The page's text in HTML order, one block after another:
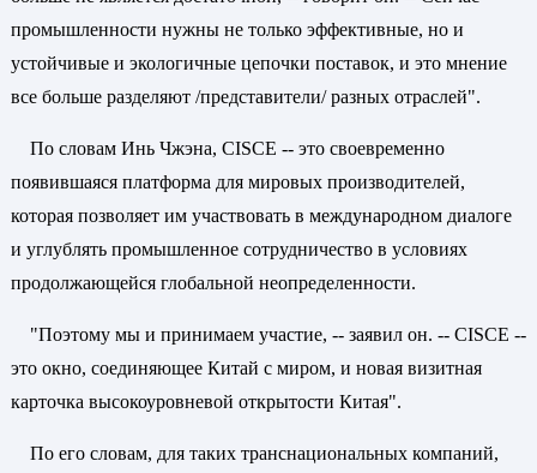
промышленности нужны не только эффективные, но и
устойчивые и экологичные цепочки поставок, и это мнение
все больше разделяют /представители/ разных отраслей".
По словам Инь Чжэна, CISCE -- это своевременно
появившаяся платформа для мировых производителей,
которая позволяет им участвовать в международном диалоге
и углублять промышленное сотрудничество в условиях
продолжающейся глобальной неопределенности.
"Поэтому мы и принимаем участие, -- заявил он. -- CISCE --
это окно, соединяющее Китай с миром, и новая визитная
карточка высокоуровневой открытости Китая".
По его словам, для таких транснациональных компаний,